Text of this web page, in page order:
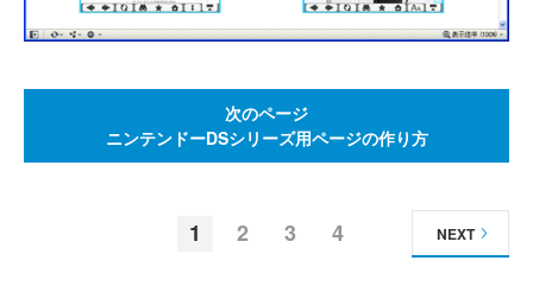
次のページ
ニンテンドーDSシリーズ用ページの作り方
1 2 3 4 NEXT